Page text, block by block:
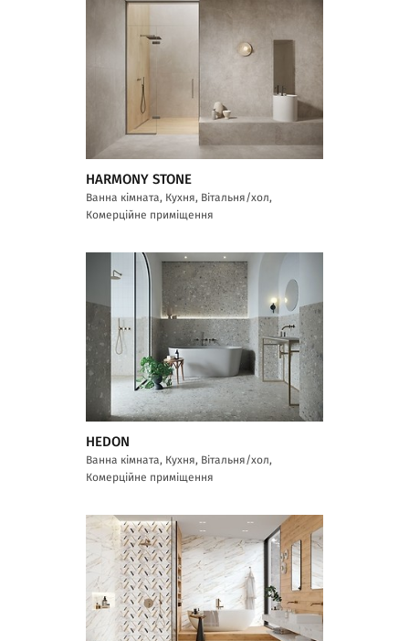
HARMONY STONE
Ванна кімната, Кухня, Вітальня/хол,
Комерційне приміщення
HEDON
Ванна кімната, Кухня, Вітальня/хол,
Комерційне приміщення